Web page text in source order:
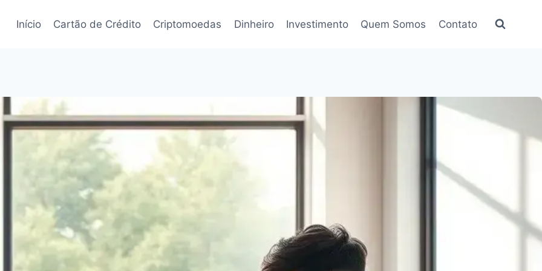
Início Cartão de Crédito Criptomoedas Dinheiro Investimento Quem Somos Contato